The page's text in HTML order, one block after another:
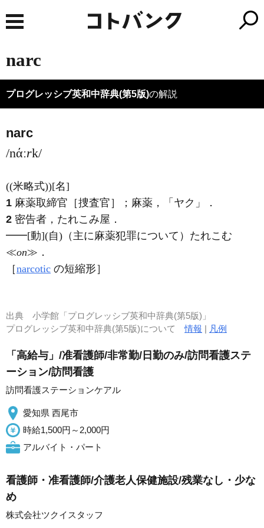
narc
プログレッシブ英和中辞典(第5版)の解説
narc
/nάːrk/
((米略式))[名]
1 麻薬取締官［捜査官］；麻薬，「ヤク」
．
2 密告者，たれこみ屋 ．
━━[動](自) （主に麻薬犯罪について）たれこむ
≪on≫ ．
［narcotic の短縮形］
出典 小学館「プログレッシブ英和中辞典(第5版)」
プログレッシブ英和中辞典(第5版)について情報 | 凡例
「高給与」/准看護師/非常勤/日勤のみ/訪問看護ステ
ーション/訪問看護
訪問看護ステーションケアル
愛知県 西尾市
時給1,500円～2,000円
アルバイト・パート
看護師・准看護師/介護老人保健施設/残業なし・少な
め
株式会社ツクイスタッフ